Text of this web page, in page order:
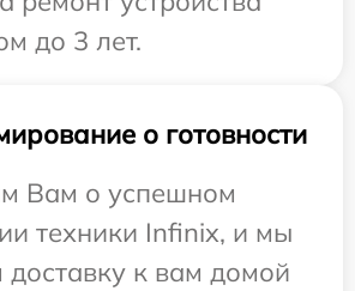
до 3 лет.
о готовности
Вам о успешном
техники Infinix, и мы
доставку к вам домой